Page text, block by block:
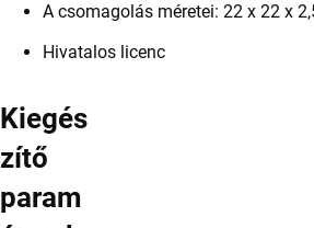
A csomagolás méretei: 22 x 22 x
Hivatalos licenc
Kiegés
zítő
param